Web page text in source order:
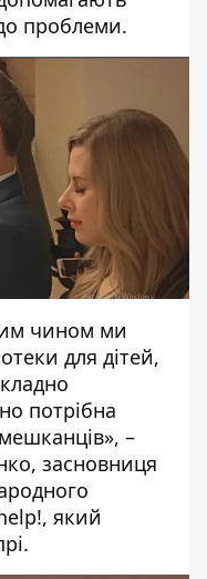
проблеми.
чином ми
для дітей,
потрібна
–
засновниця
який